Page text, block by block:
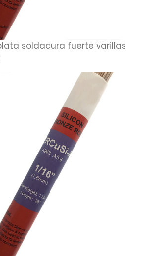
soldadura fuerte varillas